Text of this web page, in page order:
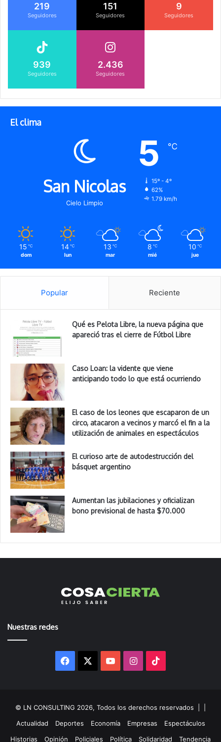
219
Seguidores
151
Seguidores
9
Seguidores
939
Seguidores
2.436
Seguidores
El clima
San Nicolas
Cielo Limpio
5 ℃
15º - 4º
62%
1.79 km/h
15 ℃
dom
14 ℃
lun
13 ℃
mar
8 ℃
mié
10 ℃
jue
Popular Reciente
Qué es Pelota Libre, la nueva página que
apareció tras el cierre de Fútbol Libre
Caso Loan: la vidente que viene
anticipando todo lo que está ocurriendo
El caso de los leones que escaparon de un
circo, atacaron a vecinos y marcó el fin a la
utilización de animales en espectáculos
El curioso arte de autodestrucción del
básquet argentino
Aumentan las jubilaciones y oficializan
bono previsional de hasta $70.000
Nuestras redes
Facebook YouTubeInstagram
© LN CONSULTING 2026, Todos los derechos reservados |
Actualidad
Deportes Economía Empresas
Espectáculos
Historias
Opinión Policiales Política Solidaridad Tendencia